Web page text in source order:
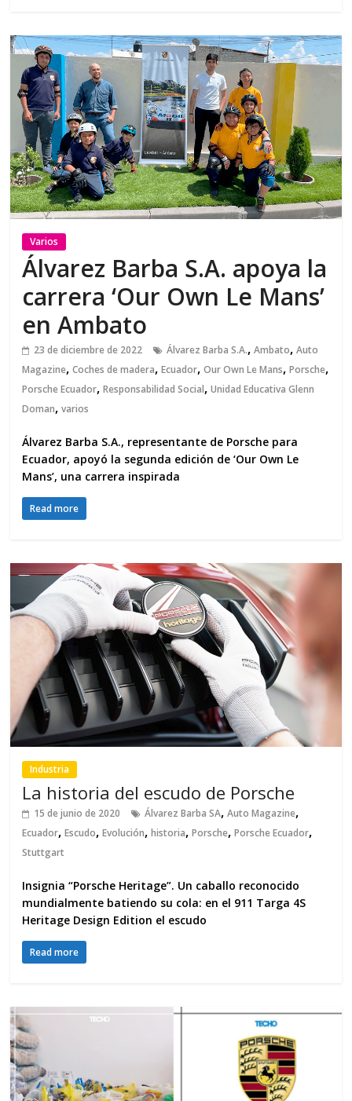
Varios
Álvarez Barba S.A. apoya la
carrera ‘Our Own Le Mans’
en Ambato
23 de diciembre de 2022 Álvarez Barba S.A.,Ambato,Auto
Magazine,Coches de madera,Ecuador,Our Own Le Mans,Porsche,
Porsche Ecuador,Responsabilidad Social,Unidad Educativa Glenn
Doman,varios
Álvarez Barba S.A., representante de Porsche para
Ecuador, apoyó la segunda edición de ‘Our Own Le
Mans’, una carrera inspirada
Read more
Industria
La historia del escudo de Porsche
15 de junio de 2020 Álvarez Barba SA,Auto Magazine,
Ecuador,Escudo,Evolución,historia,Porsche,Porsche Ecuador,
Stuttgart
Insignia “Porsche Heritage”. Un caballo reconocido
mundialmente batiendo su cola: en el 911 Targa 4S
Heritage Design Edition el escudo
Read more